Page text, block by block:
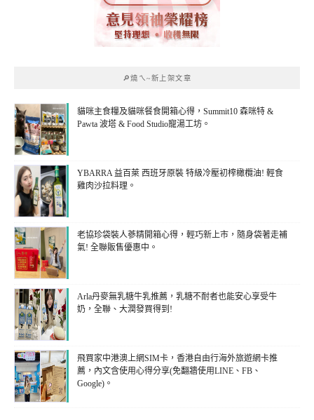
🔎燒ㄟ~新上架文章
貓咪主食糧及貓咪餐食開箱心得，Summit10 森咪特 &
Pawta 波塔 & Food Studio寵湯工坊。
YBARRA 益百萊 西班牙原裝 特級冷壓初榨橄欖油! 輕食
雞肉沙拉料理。
老協珍袋裝人蔘精開箱心得，輕巧新上市，隨身袋著走補
氣! 全聯販售優惠中。
Arla丹麥無乳糖牛乳推薦，乳糖不耐者也能安心享受牛
奶，全聯、大潤發買得到!
飛買家中港澳上網SIM卡，香港自由行海外旅遊網卡推
薦，內文含使用心得分享(免翻牆使用LINE、FB、
Google)。